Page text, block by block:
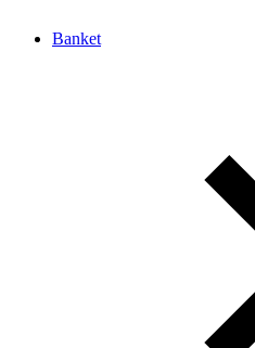
Banket